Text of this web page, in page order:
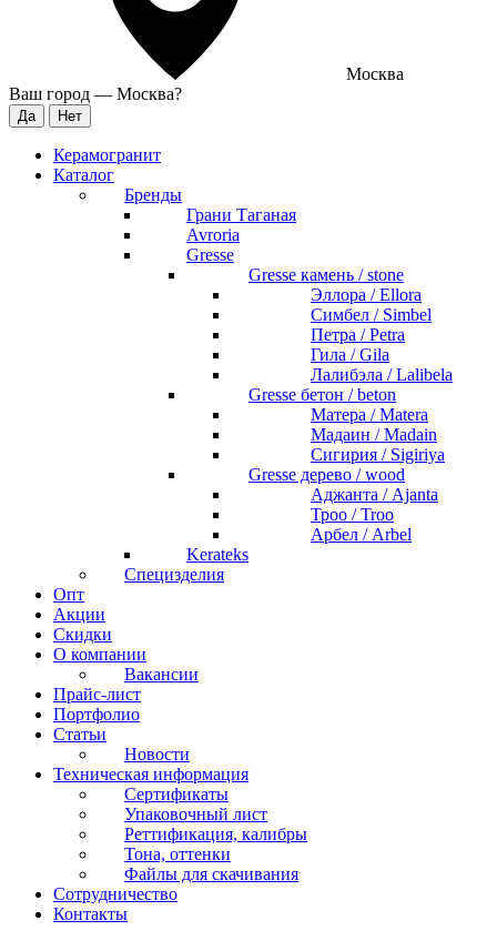
Москва
Ваш город — Москва?
Керамогранит
Каталог
Бренды
Грани Таганая
Avroria
Gresse
Gresse камень / stone
Эллора / Ellora
Симбел / Simbel
Петра / Petra
Гила / Gila
Лалибэла / Lalibela
Gresse бетон / beton
Матера / Matera
Мадаин / Madain
Сигирия / Sigiriya
Gresse дерево / wood
Аджанта / Ajanta
Троо / Troo
Арбел / Arbel
Kerateks
Специзделия
Опт
Акции
Скидки
О компании
Вакансии
Прайс-лист
Портфолио
Статьи
Новости
Техническая информация
Сертификаты
Упаковочный лист
Реттификация, калибры
Тона, оттенки
Файлы для cкачивания
Сотрудничество
Контакты